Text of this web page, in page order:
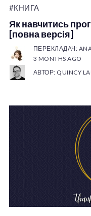
#КНИГА
Як навчитись
[повна версія]
ПЕРЕКЛАДАЧ:
3 MONTHS AGO
АВТОР: QUINCY